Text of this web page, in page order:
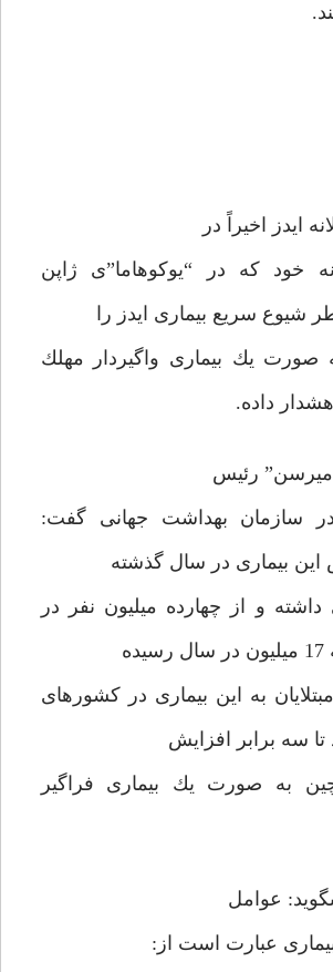
ايدز اخيراً در
خود كه در “يوكوهاما”ى ژاپن
شيوع سريع بيمارى ايدز را
صورت يك بيمارى واگيردار مهلك
داده.
ميرسن” رئيس
در سازمان بهداشت جهانى گفت:
اين بيمارى در سال گذشته
و از چهارده ميليون نفر در
به اين بيمارى در كشورهاى
تا سه برابر افزايش
به صورت يك بيمارى فراگير
عوامل
عبارت است از: